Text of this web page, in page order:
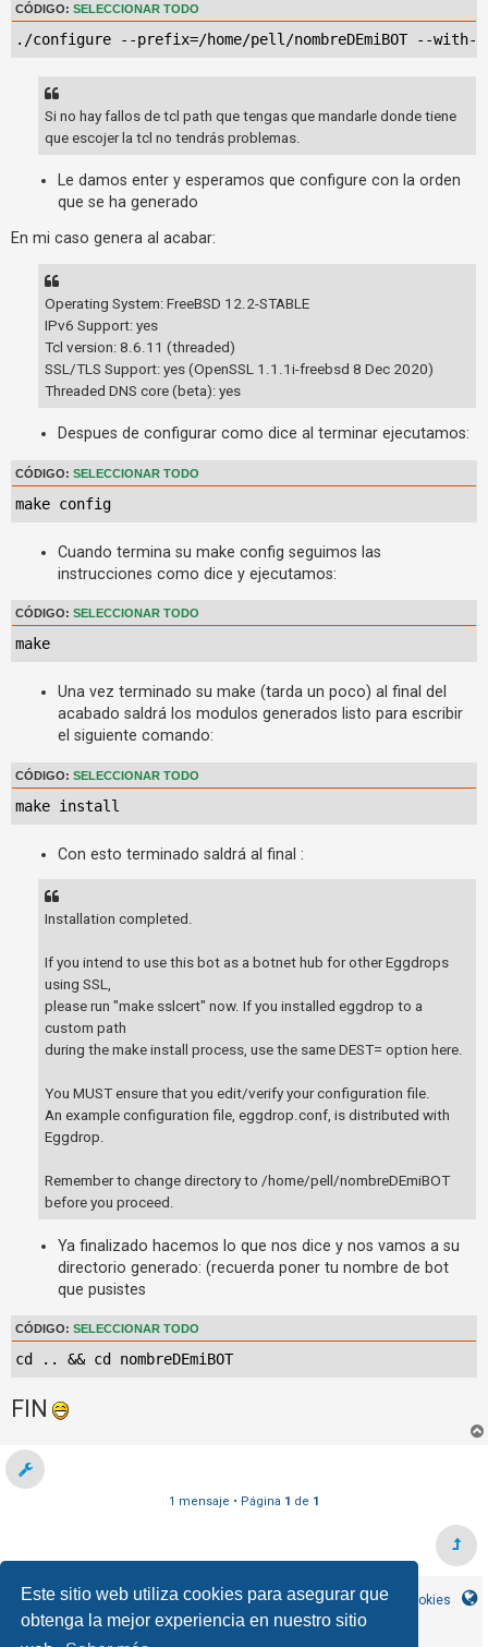
Este sitio web utiliza cookies para asegurar que
obtenga la mejor experiencia en nuestro sitio
T
t
i
c
a
F
A
Q
CÓDIGO: SELECCIONAR TODO
./configure --prefix=/home/pell/nombreDEmiBOT --with-
Si no hay fallos de tcl path que tengas que mandarle donde tiene
que escojer la tcl no tendrás problemas.
Le damos enter y esperamos que configure con la orden
que se ha generado
En mi caso genera al acabar:
Operating System: FreeBSD 12.2-STABLE
IPv6 Support: yes
Tcl version: 8.6.11 (threaded)
SSL/TLS Support: yes (OpenSSL 1.1.1i-freebsd 8 Dec 2020)
Threaded DNS core (beta): yes
Despues de configurar como dice al terminar ejecutamos:
CÓDIGO: SELECCIONAR TODO
make config
Cuando termina su make config seguimos las
instrucciones como dice y ejecutamos:
CÓDIGO: SELECCIONAR TODO
make
Una vez terminado su make (tarda un poco) al final del
acabado saldrá los modulos generados listo para escribir
el siguiente comando:
CÓDIGO: SELECCIONAR TODO
make install
Con esto terminado saldrá al final :
Installation completed.
If you intend to use this bot as a botnet hub for other Eggdrops
using SSL,
please run "make sslcert" now. If you installed eggdrop to a
custom path
during the make install process, use the same DEST= option here.
You MUST ensure that you edit/verify your configuration file.
An example configuration file, eggdrop.conf, is distributed with
Eggdrop.
Remember to change directory to /home/pell/nombreDEmiBOT
before you proceed.
Ya finalizado hacemos lo que nos dice y nos vamos a su
directorio generado: (recuerda poner tu nombre de bot
que pusistes
CÓDIGO: SELECCIONAR TODO
cd .. && cd nombreDEmiBOT
FIN
1 mensaje • Página 1 de 1
Inicio Índice general Borrar cookies
Contáctanos